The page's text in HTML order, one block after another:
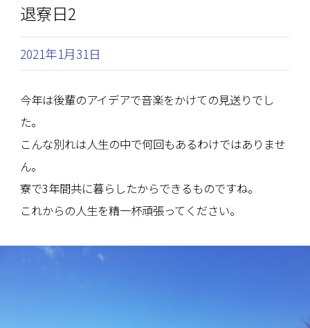
退寮日2
2021年1月31日
今年は後輩のアイデアで音楽をかけての見送りでし
た。
こんな別れは人生の中で何回もあるわけではありませ
ん。
寮で3年間共に暮らしたからできるものですね。
これからの人生を精一杯頑張ってください。